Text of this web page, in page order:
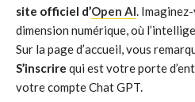
site officiel d’Open AI .
dimension numérique, où
Sur la page d’accueil, vous
S’inscrire qui est votre porte
votre compte Chat GPT.